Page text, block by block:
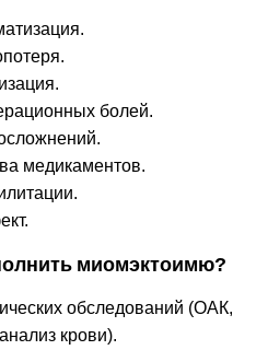
болей.
медикаментов.
миомэктоимю?
обследований (ОАК,
крови).